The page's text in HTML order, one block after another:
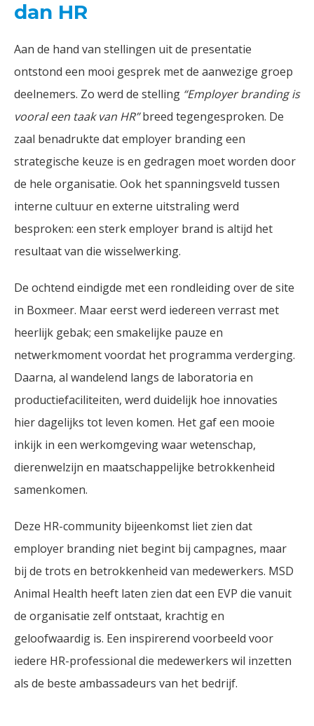
dan HR
Aan de hand van stellingen uit de presentatie
ontstond een mooi gesprek met de aanwezige groep
deelnemers. Zo werd de stelling “Employer branding is
vooral een taak van HR”breed tegengesproken. De
zaal benadrukte dat employer branding een
strategische keuze is en gedragen moet worden door
de hele organisatie. Ook het spanningsveld tussen
interne cultuur en externe uitstraling werd
besproken: een sterk employer brand is altijd het
resultaat van die wisselwerking.
De ochtend eindigde met een rondleiding over de site
in Boxmeer. Maar eerst werd iedereen verrast met
heerlijk gebak; een smakelijke pauze en
netwerkmoment voordat het programma verderging.
Daarna, al wandelend langs de laboratoria en
productiefaciliteiten, werd duidelijk hoe innovaties
hier dagelijks tot leven komen. Het gaf een mooie
inkijk in een werkomgeving waar wetenschap,
dierenwelzijn en maatschappelijke betrokkenheid
samenkomen.
Deze HR-community bijeenkomst liet zien dat
employer branding niet begint bij campagnes, maar
bij de trots en betrokkenheid van medewerkers. MSD
Animal Health heeft laten zien dat een EVP die vanuit
de organisatie zelf ontstaat, krachtig en
geloofwaardig is. Een inspirerend voorbeeld voor
iedere HR-professional die medewerkers wil inzetten
als de beste ambassadeurs van het bedrijf.